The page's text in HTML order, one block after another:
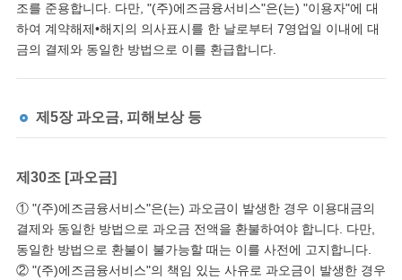
조를 준용합니다. 다만, "(주)에즈금융서비스"은(는) "이용자"에 대
하여 계약해제•해지의 의사표시를 한 날로부터 7영업일 이내에 대
금의 결제와 동일한 방법으로 이를 환급합니다.
제5장 과오금, 피해보상 등
제30조 [과오금]
① "(주)에즈금융서비스"은(는) 과오금이 발생한 경우 이용대금의
결제와 동일한 방법으로 과오금 전액을 환불하여야 합니다. 다만,
동일한 방법으로 환불이 불가능할 때는 이를 사전에 고지합니다.
② "(주)에즈금융서비스"의 책임 있는 사유로 과오금이 발생한 경우